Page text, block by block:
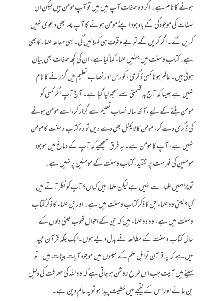
ہونے کا نام ہے۔ اگر وہ صفات آپ میں ہیں تو آپ مومن ہیں لیکن ان
صفات کی موجودگی کے باوجود اپنے مومن ہونے کا آپ پھر بھی دعوی نہیں
کریں گے۔ اگر کریں گے تو بے وقوف ہی کہلائیں گی۔ یہی معاملہ علماء کا بھی
ہے۔ کتاب وسنت میں جنہیں علماء کہا گیا ہے، ان کی کچھ صفات بھی بیان
ہوئی ہیں۔ عالم ہونا کسی ڈگری، کورس اور نصاب تعلیم میں گزرنے کا نام
نہیں ہے جیسا کہ آج بد قسمتی سے سمجھ لیا گیا ہے۔ آج آپ اگر کسی کو
مومن بننے کے لیے، آٹھ سالہ نصاب تعلیم سے گزار کر، اسے مومن ہونے
کی ڈگری دے کر، مومن کا ٹائیٹل بھی دے دیں تو وہ کتاب وسنت کا مومن
نہیں ہے، آپ کا مومن ہے۔ یہ فرق سمجھیے کہ آپ کے دماغ میں موجود
مومنین کی فہرست پر تنقید، کتاب وسنت کے مومنین پر نہیں ہے۔
تو چڑ ہمیں علماء سے نہیں ہے لیکن علماء ہیں کہاں؟ آپ کو نظر آتے ہیں
کیا؟ یعنی وہ علماء جن کا ذکر کتاب وسنت میں ہے۔ اور جن علماء کا ذکر کتاب
وسنت میں ہے، وہ وہ علماء ہیں کہ جن کے احوال قلوب یعنی دلوں کے
حال کتاب وسنت کے مطالعہ نے بدل دیے ہوں۔ ایک جگہ قرآن مجید
میں ہے کہ یہ قرآن تو اہل علم کے سینوں میں موجود آیات بینات ہیں۔ تو
سینے میں آیت جب اس طرح روشن ہو جاتی ہے کہ وہ اللہ کی معرفت کی دلیل
بن جائے اور اس کے نتیجے میں خشیت پیدا ہو تو یہ عالم دین ہے۔